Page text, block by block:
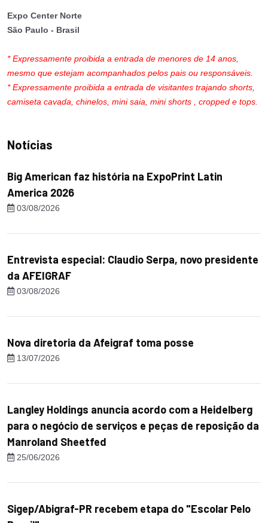
Expo Center Norte
São Paulo - Brasil
* Expressamente proibida a entrada de menores de 14 anos,
mesmo que estejam acompanhados pelos pais ou responsáveis.
* Expressamente proibida a entrada de visitantes trajando shorts,
camiseta cavada, chinelos, mini saia, mini shorts , cropped e tops.
Notícias
Big American faz história na ExpoPrint Latin
America 2026
03/08/2026
Entrevista especial: Claudio Serpa, novo presidente
da AFEIGRAF
03/08/2026
Nova diretoria da Afeigraf toma posse
13/07/2026
Langley Holdings anuncia acordo com a Heidelberg
para o negócio de serviços e peças de reposição da
Manroland Sheetfed
25/06/2026
Sigep/Abigraf-PR recebem etapa do "Escolar Pelo